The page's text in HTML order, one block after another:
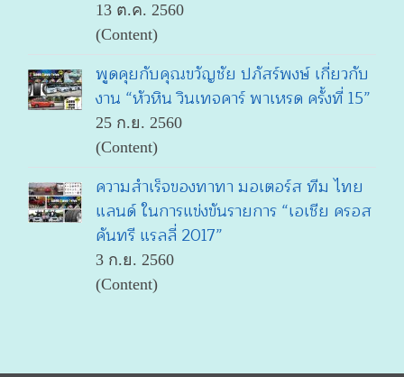
13 ต.ค. 2560
(Content)
พูดคุยกับคุณขวัญชัย ปภัสร์พงษ์ เกี่ยวกับ
งาน “หัวหิน วินเทจคาร์ พาเหรด ครั้งที่ 15”
25 ก.ย. 2560
(Content)
ความสำเร็จของทาทา มอเตอร์ส ทีม ไทย
แลนด์ ในการแข่งขันรายการ “เอเชีย ครอส
คันทรี แรลลี่ 2017”
3 ก.ย. 2560
(Content)